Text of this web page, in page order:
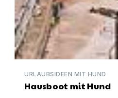
URLAUBSIDEEN MIT HUND
Hausboot mit Hund